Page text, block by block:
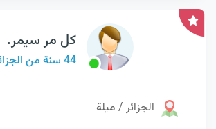
كل مر سيمر.
44 سنة من الجزائر
الجزائر / ميلة